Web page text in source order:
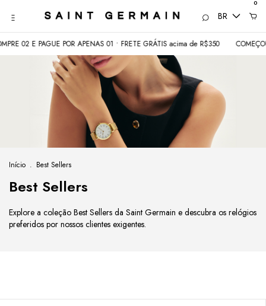
BR
0
POR APENAS 01 • FRETE GRÁTIS acima de R$350 COMEÇOU 08.08: 80
Início . Best Sellers
Best Sellers
Explore a coleção Best Sellers da Saint Germain e descubra os relógios
preferidos por nossos clientes exigentes.